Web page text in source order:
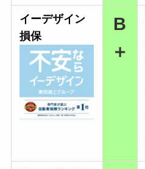
イーデザイン
損保
B
＋